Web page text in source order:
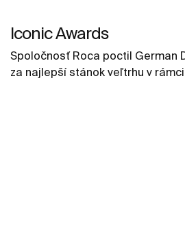
Iconic Awards
Spoločnosť Roca poctil German
za najlepší stánok veľtrhu v rámci